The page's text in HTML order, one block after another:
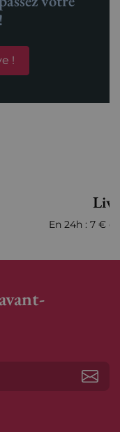
!
En 24h : 7 €